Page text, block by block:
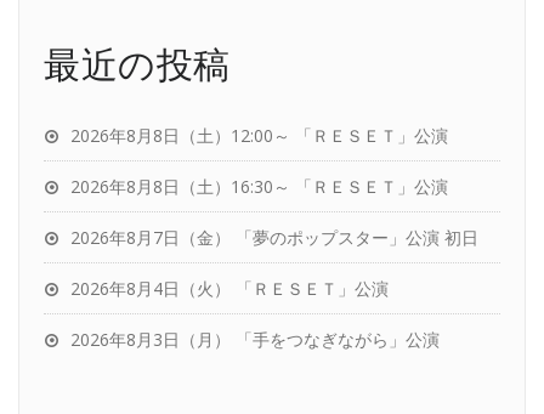
最近の投稿
2026年8月8日（土）12:00～ 「ＲＥＳＥＴ」公演
2026年8月8日（土）16:30～ 「ＲＥＳＥＴ」公演
2026年8月7日（金） 「夢のポップスター」公演 初日
2026年8月4日（火） 「ＲＥＳＥＴ」公演
2026年8月3日（月） 「手をつなぎながら」公演